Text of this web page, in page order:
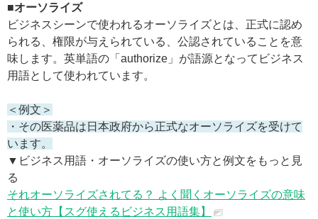
■オーソライズ
ビジネスシーンで使われるオーソライズとは、正式に認め
られる、権限が与えられている、公認されていることを意
味します。英単語の「authorize」が語源となってビジネス
用語として使われています。
＜例文＞
・その医薬品は日本政府から正式なオーソライズを受けて
います。
▼ビジネス用語・オーソライズの使い方と例文をもっと見
る
それオーソライズされてる？ よく聞くオーソライズの意味
と使い方【スグ使えるビジネス用語集】